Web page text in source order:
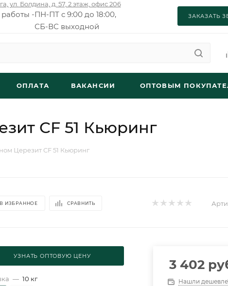
ул. Болдина, д. 57, 2 этаж, офис 206
-ПН-ПТ с 9:00 до 18:00,
СБ-ВС выходной
ЗАКАЗАТЬ
ОПЛАТА ВАКАНСИИ ОПТОВЫМ
CF 51 Кьюринг
Церезит CF 51 Кьюринг
В ИЗБРАННОЕ СРАВНИТЬ
УЗНАТЬ ОПТОВУЮ ЦЕНУ
— 10 кг
3 402
Нашли